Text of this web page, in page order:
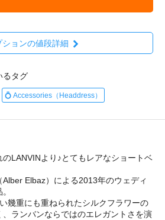
ションの値段詳細
るタグ
💍 Accessories（Headdress）
LANVINより♪とてもレアなショートベ
Elbaz）による2013年のウェディ
幾重にも重ねられたシルクフラワーの
ランバンならではのエレガントさを演